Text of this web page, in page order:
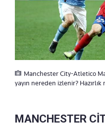
Manchester City-Atletico
yayın nereden izlenir? Hazırlık
MANCHESTER